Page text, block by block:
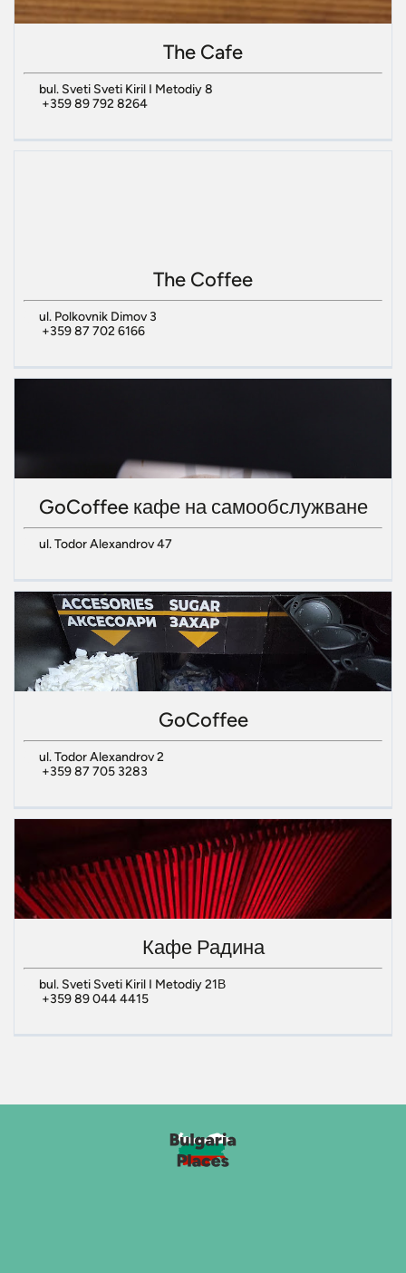
The Cafe
bul. Sveti Sveti Kiril I Metodiy 8
+359 89 792 8264
The Coffee
ul. Polkovnik Dimov 3
+359 87 702 6166
GoCoffee кафе на самообслужване
ul. Todor Alexandrov 47
GoCoffee
ul. Todor Alexandrov 2
+359 87 705 3283
Кафе Радина
bul. Sveti Sveti Kiril I Metodiy 21В
+359 89 044 4415